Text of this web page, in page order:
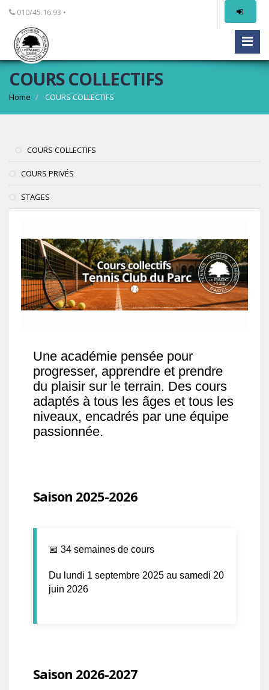
010/45.16.93 •
COURS COLLECTIFS
Home COURS COLLECTIFS
COURS COLLECTIFS
COURS PRIVÉS
STAGES
Une académie pensée pour
progresser, apprendre et prendre
du plaisir sur le terrain. Des cours
adaptés à tous les âges et tous les
niveaux, encadrés par une équipe
passionnée.
Saison 2025-2026
📅 34 semaines de cours
Du lundi 1 septembre 2025 au samedi 20
juin 2026
Saison 2026-2027